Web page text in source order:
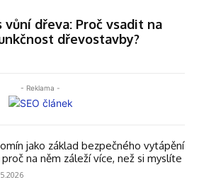
dřeva: Proč vsadit na
dřevostavby?
- Reklama -
jako základ bezpečného vytápění
proč na něm záleží více, než si myslíte